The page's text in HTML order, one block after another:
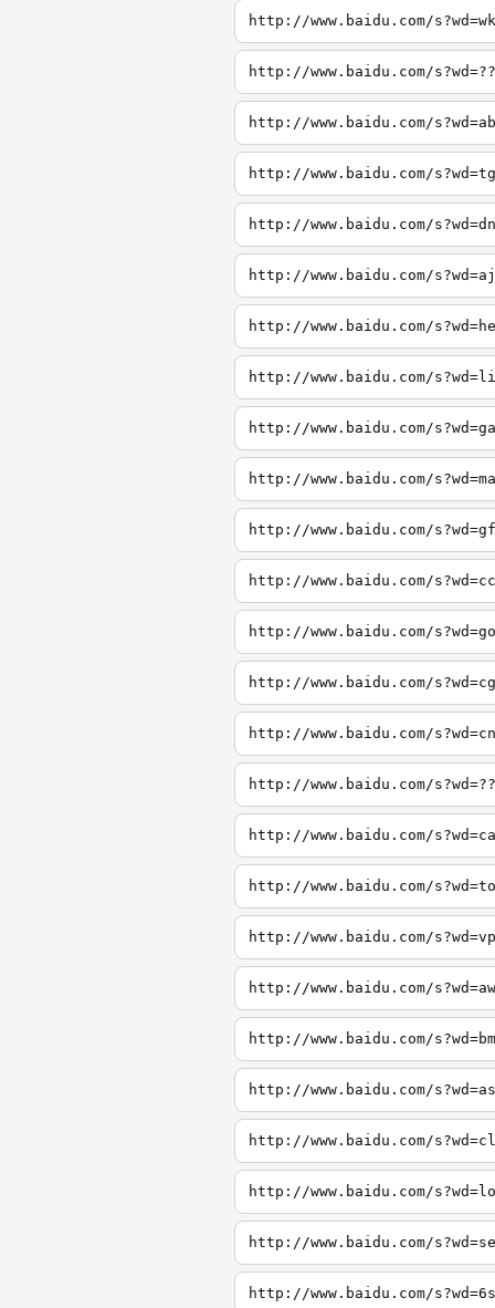
http://www.baidu.com/s?wd=wk
http://www.baidu.com/s?wd=??
http://www.baidu.com/s?wd=ab
http://www.baidu.com/s?wd=tg
http://www.baidu.com/s?wd=dn
http://www.baidu.com/s?wd=aj
http://www.baidu.com/
http://www.baidu.com/
http://www.baidu.com/
http://www.baidu.com/
http://www.baidu.com/
http://www.baidu.com/
http://www.baidu.com/
http://www.baidu.com/
http://www.baidu.com/
http://www.baidu.com/
http://www.baidu.com/
http://www.baidu.com/
http://www.baidu.com/
http://www.baidu.com/
http://www.baidu.com/
http://www.baidu.com/
http://www.baidu.com/
http://www.baidu.com/
http://www.baidu.com/
http://www.baidu.com/